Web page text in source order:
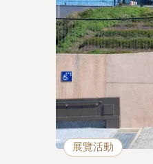
展覽活動